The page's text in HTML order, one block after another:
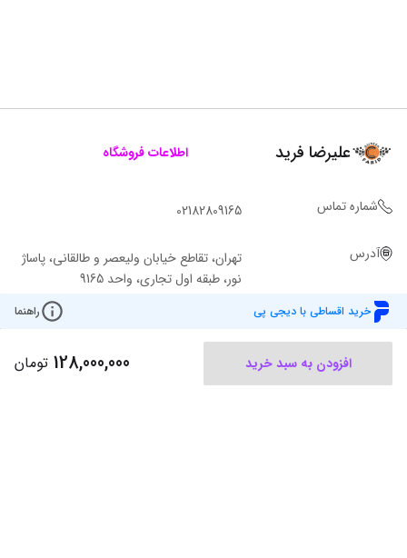
خرید اقساطی با دیجی پی راهنما
افزودن به سبد خرید 128,000,000 تومان
علیرضا فرید اطلاعات فروشگاه
شماره تماس 02182809165
آدرس
تهران، تقاطع خیابان ولیعصر و طالقانی، پاساژ
نور، طبقه اول تجاری، واحد 9165